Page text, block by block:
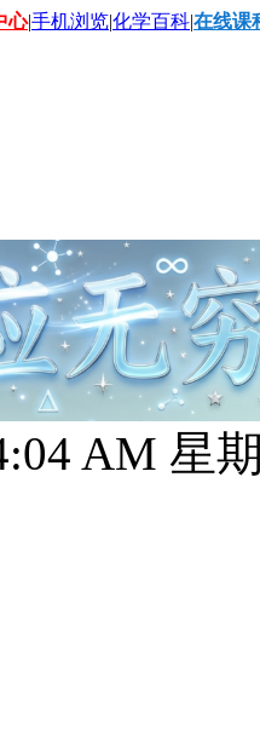
心|手机浏览|化学百科|在线课
AM 星